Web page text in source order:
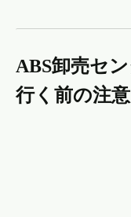
ABS卸売センター本店のアクセスと
行く前の注意